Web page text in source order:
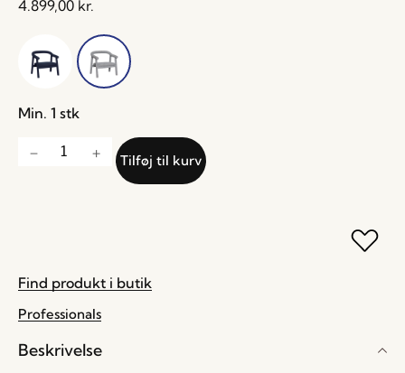
4.899,00 kr.
Min. 1 stk
Tilføj til kurv
Find produkt i butik
Professionals
Beskrivelse